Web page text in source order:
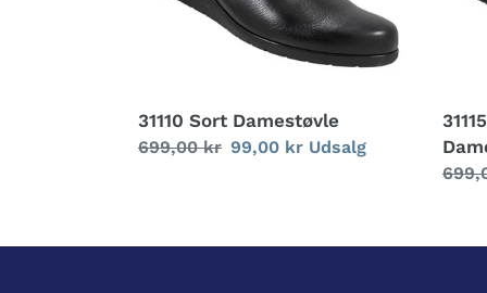
31110 Sort Damestøvle
Normalpris
699,00 kr Udsalgspris
99,00 kr Udsalg